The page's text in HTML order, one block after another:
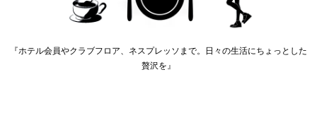
『ホテル会員やクラブフロア、ネスプレッソまで。日々の生活にちょっとした
贅沢を』